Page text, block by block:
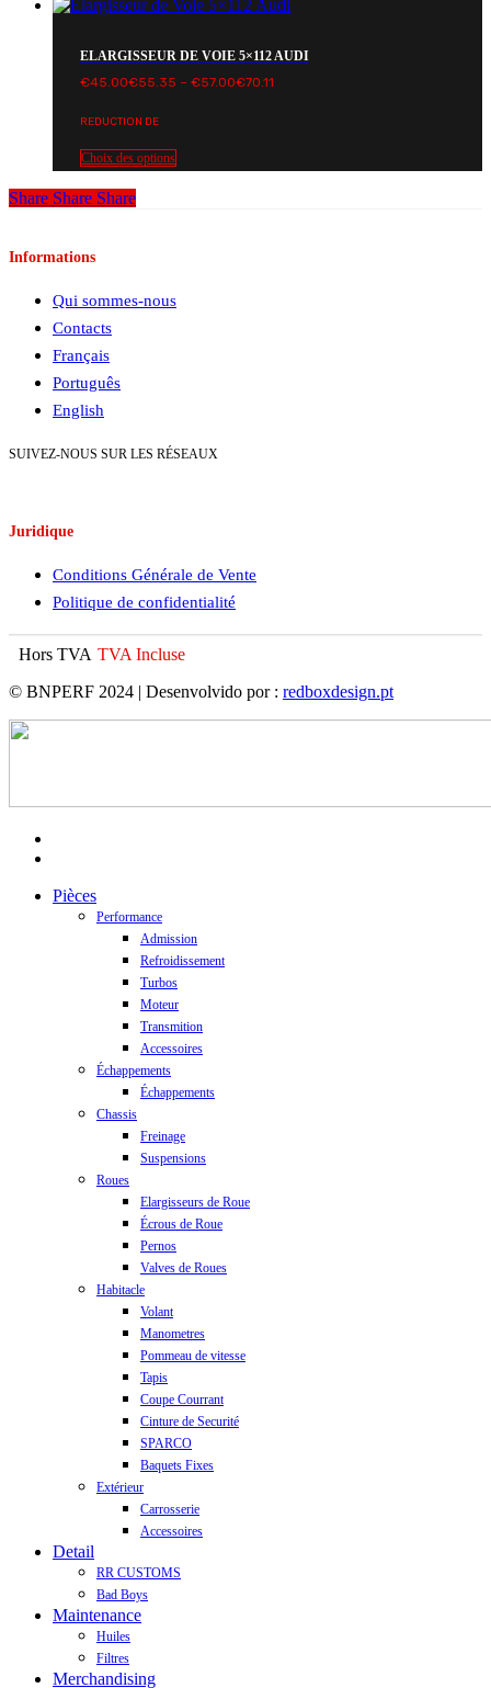
ELARGISSEUR DE VOIE 5×112 AUDI
€45.00€55.35 – €57.00€70.11
Plage
€45.00€55.35
€57.00€70.11
REDUCTION DE
Choix des options
Share Share Share
Informations
Qui sommes-nous
Contacts
Français
Português
English
SUIVEZ-NOUS SUR LES RÉSEAUX
Juridique
Conditions Générale de Vente
Politique de confidentialité
Hors TVA TVA Incluse
© BNPERF 2024 | Desenvolvido por : redboxdesign.pt
Close
Pièces
Performance
Admission
Refroidissement
Turbos
Moteur
Transmition
Accessoires
Échappements
Échappements
Chassis
Freinage
Suspensions
Roues
Elargisseurs de Roue
Écrous de Roue
Pernos
Valves de Roues
Habitacle
Volant
Manometres
Pommeau de vitesse
Tapis
Coupe Courrant
Cinture de Securité
SPARCO
Baquets Fixes
Extérieur
Carrosserie
Accessoires
Detail
RR CUSTOMS
Bad Boys
Maintenance
Huiles
Filtres
Merchandising